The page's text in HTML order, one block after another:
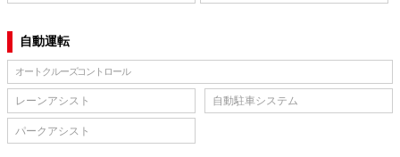
自動運転
オートクルーズコントロール
レーンアシスト 自動駐車システム
パークアシスト